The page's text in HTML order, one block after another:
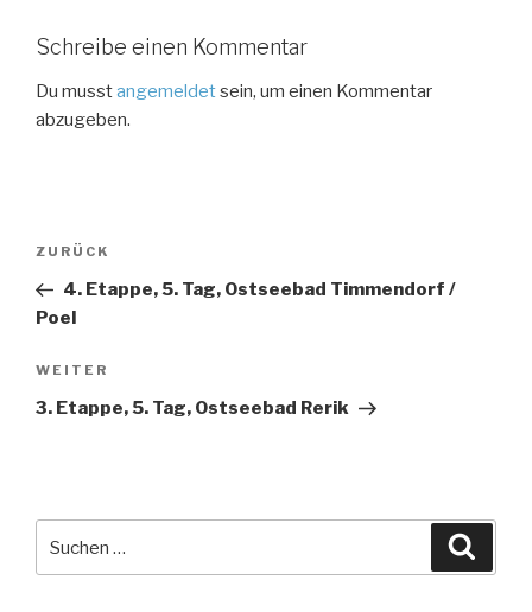
Schreibe einen Kommentar
Du musstangemeldetsein, um einen Kommentar
abzugeben.
Beitragsnavigation
Vorheriger
Beitrag
ZURÜCK
4. Etappe, 5. Tag, Ostseebad Timmendorf /
Poel
Nächster
Beitrag
WEITER
3. Etappe, 5. Tag, Ostseebad Rerik